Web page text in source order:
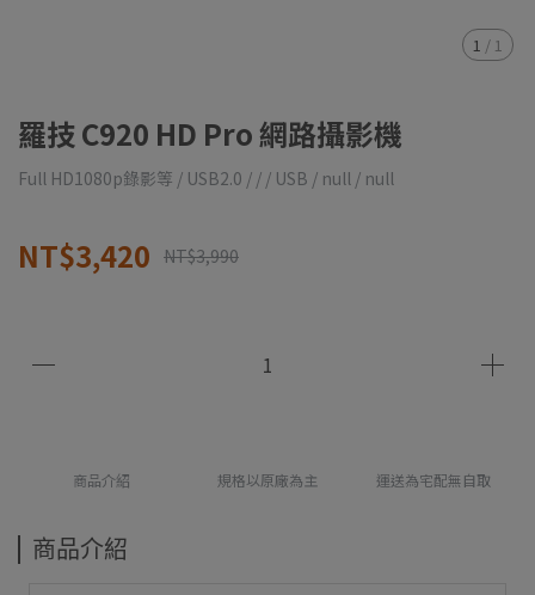
1 / 1
羅技 C920 HD Pro 網路攝影機
Full HD1080p錄影等 / USB2.0 / / / USB / null / null
NT$3,420 NT$3,990
商品介紹 規格以原廠為主 運送為宅配無自取
商品介紹